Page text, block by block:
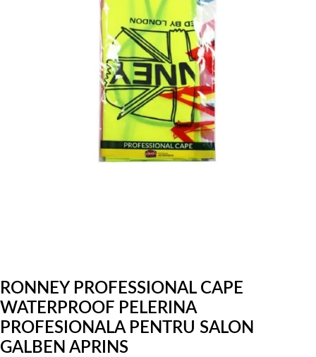
RONNEY PROFESSIONAL CAPE
WATERPROOF PELERINA
PROFESIONALA PENTRU SALON
GALBEN APRINS